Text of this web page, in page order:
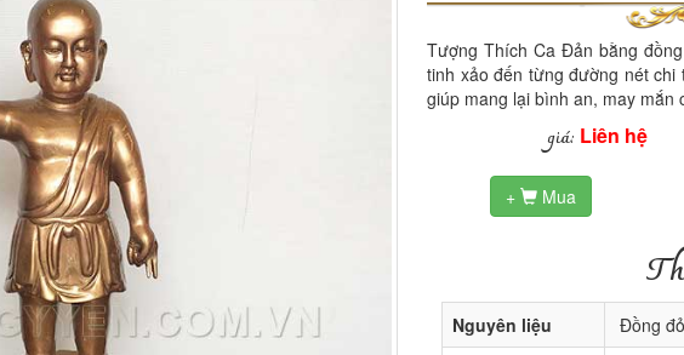
Tượng Thích Ca Đản bằng
tinh xảo đến từng đường nét
giúp mang lại bình an, may mắn
giá: Liên hệ
+ Mua
Nguyên liệu
Đồng